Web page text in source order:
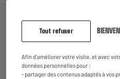
Tout refuser
Afin d'améliorer votre visite, et avec
données personnelles pour :
- partager des contenus adaptés à vos